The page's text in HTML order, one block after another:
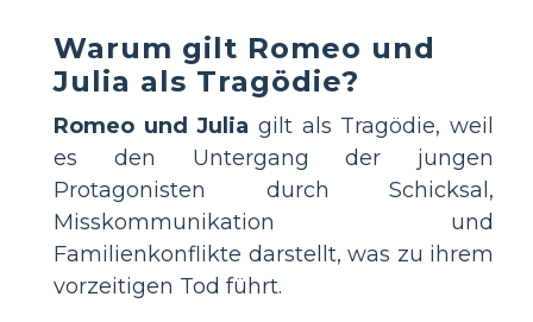
Warum gilt Romeo und
Julia als Tragödie?
Romeo und Julia gilt als Tragödie, weil
es den Untergang der jungen
Protagonisten durch Schicksal,
Misskommunikation und
Familienkonflikte darstellt, was zu ihrem
vorzeitigen Tod führt.